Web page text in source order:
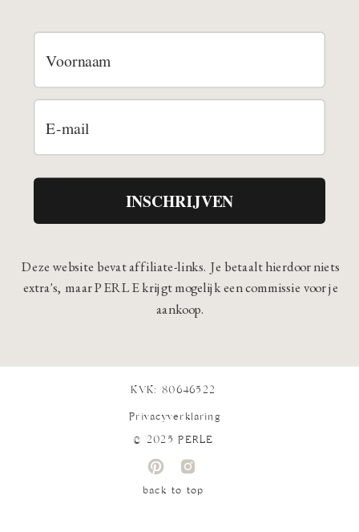
back to top
© 2025 PERLE
KVK: 80646522
Deze website bevat affiliate-links. Je betaalt hierdoor niets
extra's, maar PERLE krijgt mogelijk een commissie voor je
aankoop.
INSCHRIJVEN
Privacyverklaring